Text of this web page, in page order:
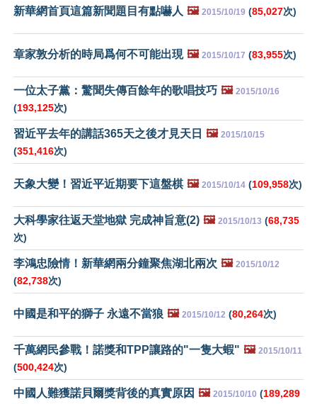
新華網首頁這篇新聞題目有點嚇人 🖼️ 2015/10/19 (85,027次)
章家敦分析的時局爲何不可能出現 🖼️ 2015/10/17 (83,955次)
一位太子黨：驚聞失傳百餘年的歌唱技巧 🖼️ 2015/10/16
(193,125次)
習近平去年的講話365天之後才見天日 🖼️ 2015/10/15
(351,416次)
天象大變！習近平近期要下這盤棋 🖼️ 2015/10/14 (109,958次)
大科學家往返天堂地獄 完成神旨意(2) 🖼️ 2015/10/13 (68,735
次)
李鴻忠險情！新華網兩分鐘聚焦湖北兩次 🖼️ 2015/10/12
(82,738次)
中國是和平的獅子 永遠不當狼 🖼️ 2015/10/12 (80,264次)
千萬網民參戰！諾獎和TPP讓路的"一隻大蝦" 🖼️ 2015/10/11
(500,424次)
中國人難獲諾貝爾獎背後的真實原因 🖼️ 2015/10/10 (189,289